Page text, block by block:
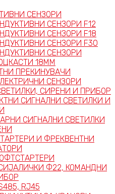
СЕНЗОРИ
СЕНЗОРИ F12
СЕНЗОРИ F18
СЕНЗОРИ F30
СЕНЗОРИ
18ММ
ПРЕКИНУВАЧИ
СЕНЗОРИ
СИРЕНИ И ПРИБОР
СИГНАЛНИ СВЕТИЛКИ И
СИГНАЛНИ СВЕТИЛКИ
И ФРЕКВЕНТНИ
Ф22, КОМАНДНИ
RJ45